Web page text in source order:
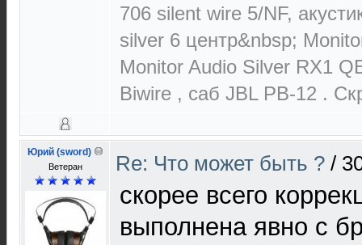
706 silent wire 5/NF,
silver 6 центр&nbsp;
Monitor Audio Silver RX1
Biwire , cаб JBL PB-12 .
Юрий (sword)
Ветеран Re: Что может быть ? /
скорее всего
выполнена явно с